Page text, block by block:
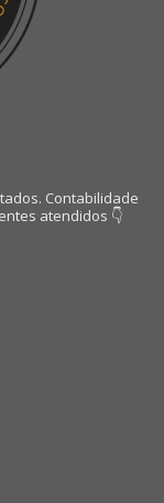
Contabilidade
atendidos 👇